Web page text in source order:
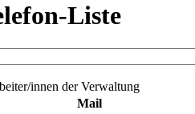
Liste
innen der Verwaltung
Mail